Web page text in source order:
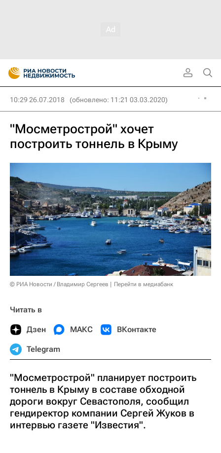
10:29 26.07.2018 (обновлено: 11:21 03.03.2020)
"Мосметрострой" хочет
построить тоннель в Крыму
© РИА Новости / Владимир Сергеев Перейти в медиабанк
Читать в
Дзен МАКС ВКонтакте
Telegram
"Мосметрострой" планирует построить
тоннель в Крыму в составе обходной
дороги вокруг Севастополя, сообщил
гендиректор компании Сергей Жуков в
интервью газете "Известия".